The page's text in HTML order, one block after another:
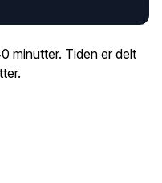
minutter. Tiden er delt